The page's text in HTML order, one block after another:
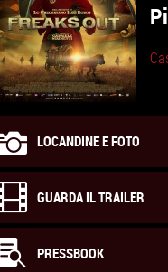
LOCANDINE E FOTO
GUARDA IL TRAILER
PRESSBOOK